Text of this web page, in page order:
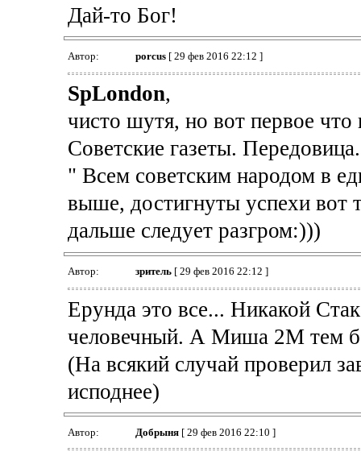
Дай-то Бог!
Автор: porcus[ 29 фев 2016 22:12 ]
SpLondon,
чисто шутя, но вот первое
Советские газеты. Передовица.
" Всем советским народом в
выше, достигнуты успехи вот
дальше следует разгром:)))
Автор: зpитель[ 29 фев 2016 22:12 ]
Ерунда это все... Никакой
человечный. А Миша 2М тем
(На всякий случай проверил
исподнее)
Автор: Добрыня[ 29 фев 2016 22:10 ]